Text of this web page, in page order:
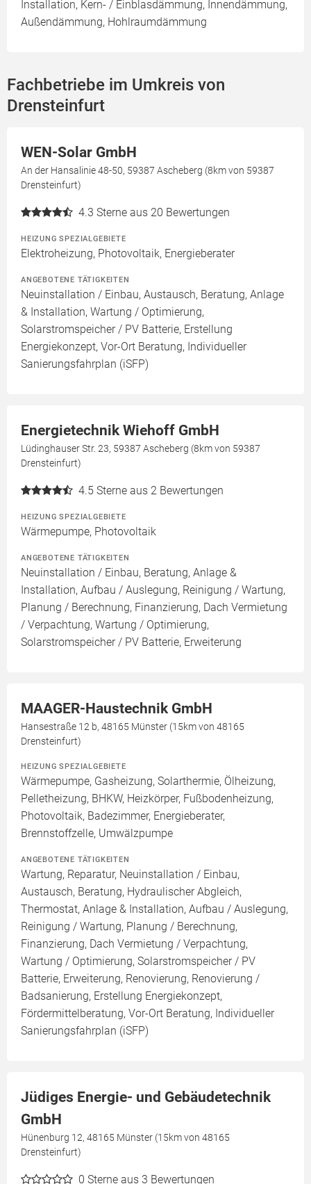
Installation, Kern- / Einblasdämmung, Innendämmung,
Außendämmung, Hohlraumdämmung
Fachbetriebe im Umkreis von
Drensteinfurt
WEN-Solar GmbH
An der Hansalinie 48-50, 59387 Ascheberg (8km von 59387
Drensteinfurt)
4.3 Sterne aus 20 Bewertungen
HEIZUNG SPEZIALGEBIETE
Elektroheizung, Photovoltaik, Energieberater
ANGEBOTENE TÄTIGKEITEN
Neuinstallation / Einbau, Austausch, Beratung, Anlage
& Installation, Wartung / Optimierung,
Solarstromspeicher / PV Batterie, Erstellung
Energiekonzept, Vor-Ort Beratung, Individueller
Sanierungsfahrplan (iSFP)
Energietechnik Wiehoff GmbH
Lüdinghauser Str. 23, 59387 Ascheberg (8km von 59387
Drensteinfurt)
4.5 Sterne aus 2 Bewertungen
HEIZUNG SPEZIALGEBIETE
Wärmepumpe, Photovoltaik
ANGEBOTENE TÄTIGKEITEN
Neuinstallation / Einbau, Beratung, Anlage &
Installation, Aufbau / Auslegung, Reinigung / Wartung,
Planung / Berechnung, Finanzierung, Dach Vermietung
/ Verpachtung, Wartung / Optimierung,
Solarstromspeicher / PV Batterie, Erweiterung
MAAGER-Haustechnik GmbH
Hansestraße 12 b, 48165 Münster (15km von 48165
Drensteinfurt)
HEIZUNG SPEZIALGEBIETE
Wärmepumpe, Gasheizung, Solarthermie, Ölheizung,
Pelletheizung, BHKW, Heizkörper, Fußbodenheizung,
Photovoltaik, Badezimmer, Energieberater,
Brennstoffzelle, Umwälzpumpe
ANGEBOTENE TÄTIGKEITEN
Wartung, Reparatur, Neuinstallation / Einbau,
Austausch, Beratung, Hydraulischer Abgleich,
Thermostat, Anlage & Installation, Aufbau / Auslegung,
Reinigung / Wartung, Planung / Berechnung,
Finanzierung, Dach Vermietung / Verpachtung,
Wartung / Optimierung, Solarstromspeicher / PV
Batterie, Erweiterung, Renovierung, Renovierung /
Badsanierung, Erstellung Energiekonzept,
Fördermittelberatung, Vor-Ort Beratung, Individueller
Sanierungsfahrplan (iSFP)
Jüdiges Energie- und Gebäudetechnik
GmbH
Hünenburg 12, 48165 Münster (15km von 48165
Drensteinfurt)
0 Sterne aus 3 Bewertungen